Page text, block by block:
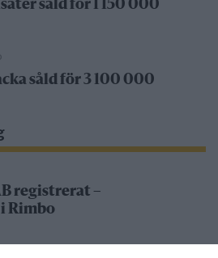
såld för 1 150 000
såld för 3 100 000
registrerat –
Rimbo